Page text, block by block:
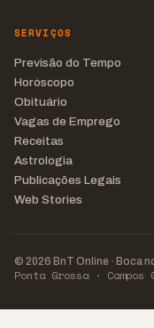
SERVIÇOS
Previsão do Tempo
Horóscopo
Obituário
Vagas de Emprego
Receitas
Astrologia
Publicações Legais
Web Stories
© 2026 BnT Online · Boca
Ponta Grossa ·